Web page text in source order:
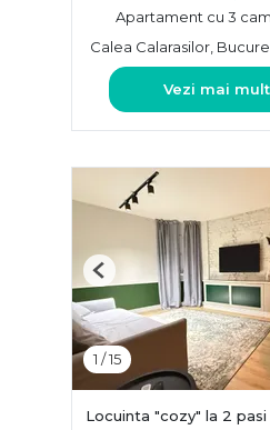
Apartament cu 3
Calea Calarasilor,
Vezi mai
1 /15
Previous
Locuinta "cozy" la 2